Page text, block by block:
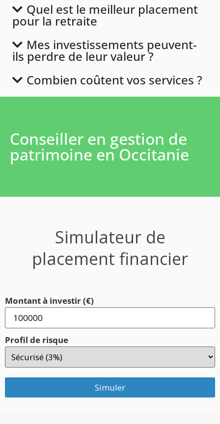
Quel est le meilleur placement
pour la retraite
Mes investissements peuvent-
ils perdre de leur valeur ?
Combien coûtent vos services ?
Conseiller en gestion de
patrimoine en Occitanie
Simulateur de
placement financier
Montant à investir (€)
Profil de risque
Simuler